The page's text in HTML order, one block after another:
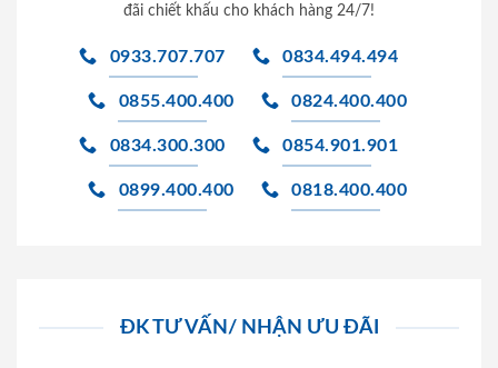
đãi chiết khấu cho khách hàng 24/7!
0933.707.707 0834.494.494
0855.400.400 0824.400.400
0834.300.300 0854.901.901
0899.400.400 0818.400.400
ĐK TƯ VẤN/ NHẬN ƯU ĐÃI